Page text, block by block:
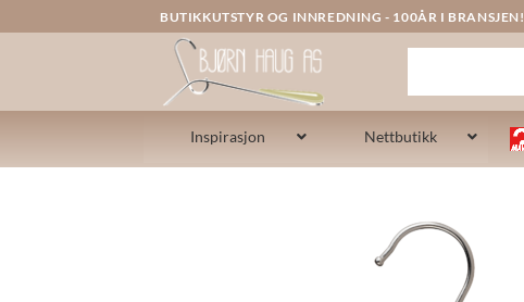
to
BUTIKKUTSTYR OG INNREDNING - 100ÅR I BRANSJEN!
Inspirasjon Nettbutikk